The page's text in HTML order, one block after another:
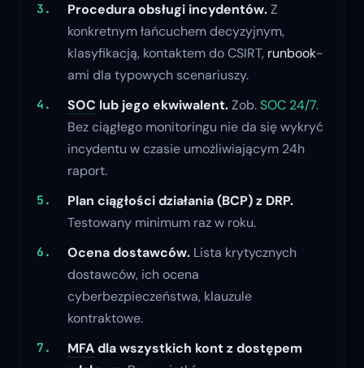
Procedura obsługi incydentów.Z
konkretnym łańcuchem decyzyjnym,
klasyfikacją, kontaktem do CSIRT, runbook-
ami dla typowych scenariuszy.
SOC lub jego ekwiwalent.Zob.SOC 24/7.
Bez ciągłego monitoringu nie da się wykryć
incydentu w czasie umożliwiającym 24h
raport.
Plan ciągłości działania (BCP) z DRP.
Testowany minimum raz w roku.
Ocena dostawców. Lista krytycznych
dostawców, ich ocena
cyberbezpieczeństwa, klauzule
kontraktowe.
MFAdla wszystkich kont z dostępem